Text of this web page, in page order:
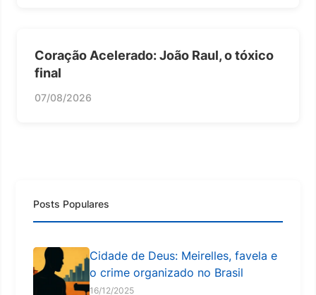
Coração Acelerado: João Raul, o tóxico
final
07/08/2026
Posts Populares
Cidade de Deus: Meirelles, favela e
o crime organizado no Brasil
16/12/2025